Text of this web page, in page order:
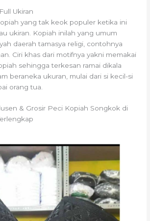
Ukiran
yang tak keok populer ketika ini
ukiran. Kopiah inilah yang umum
daerah tamasya religi, contohnya
Ciri khas dari motifnya yakni memakai
sehingga terkesan ramai dikala
beraneka ukuran, mulai dari si kecil-si
orang tua.
& Grosir Peci Kopiah Songkok di